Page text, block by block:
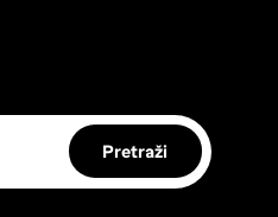
Pretraži